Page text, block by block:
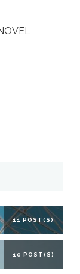
11 POST(S)
10 POST(S)